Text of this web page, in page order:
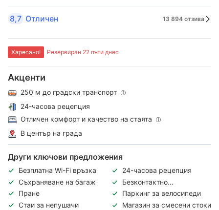
8,7 Отличен 13 894 отзива
Харесано! Резервиран 22 пъти днес
Акценти
250 м до градски транспорт
24-часова рецепция
Отличен комфорт и качество на стаята
В център на града
Други ключови предложения
Безплатна Wi-Fi връзка
24-часова рецепция
Съхраняване на багаж
Безконтактно
регистриране и
напускане
Пране
Паркинг за велосипеди
Стаи за непушачи
Магазин за смесени стоки